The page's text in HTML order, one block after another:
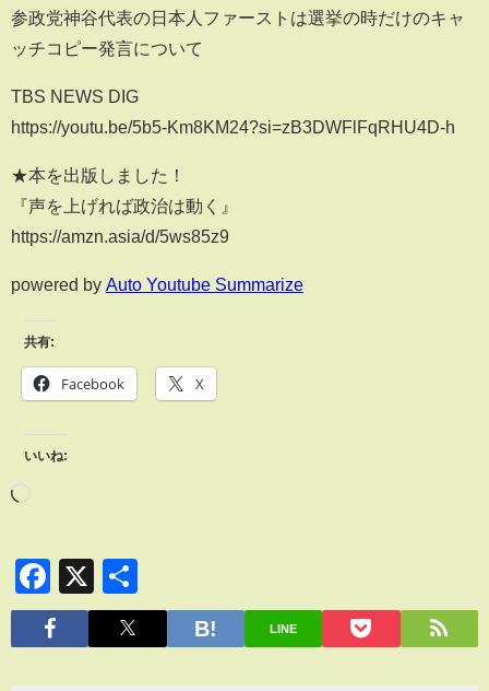
参政党神谷代表の日本人ファーストは選挙の時だけのキャ
ッチコピー発言について
TBS NEWS DIG
https://youtu.be/5b5-Km8KM24?si=zB3DWFlFqRHU4D-h
★本を出版しました！
『声を上げれば政治は動く』
https://amzn.asia/d/5ws85z9
powered by Auto Youtube Summarize
共有:
Facebook X
いいね:
Facebook
X
有
LINE